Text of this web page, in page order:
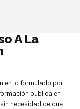
A La
formulado por
pública en
necesidad de que